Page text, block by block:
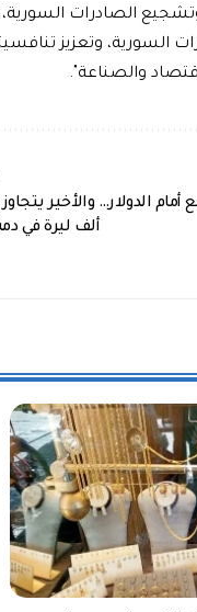
وتشجيع الصادرات
السورية، وتعزيز
والصناعة".
ألف ليرة في